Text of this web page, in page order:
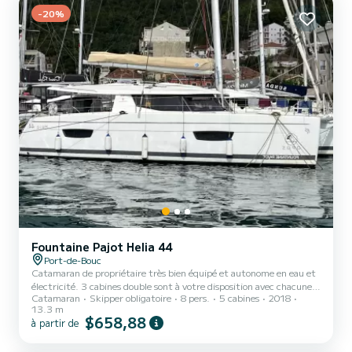
Sortie Semaine / Weekend prolong...
-20%
Fountaine Pajot Helia 44
Port-de-Bouc
Catamaran de propriétaire très bien équipé et autonome en eau et
électricité. 3 cabines double sont à votre disposition avec chacune
sa salle d’eau et toilette. Accessoirement, il y a 2 cabines de pointe
disponibles qui devront partager les sanitaires avec les autres
cabines. La destination dépend de la saison et du programme de
Catamaran Skipper obligatoire 8 pers. 5 cabines
2018
13.3 m
à partir de $658,88